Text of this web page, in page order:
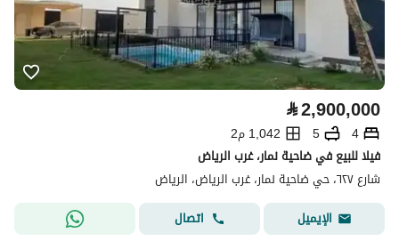
⃁2,900,000
4
5
1,042 م2
فيلا للبيع في ضاحية نمار، غرب الرياض
شارع ٦٢٧، حي ضاحية نمار، غرب الرياض، الرياض
الإيميل
اتصال